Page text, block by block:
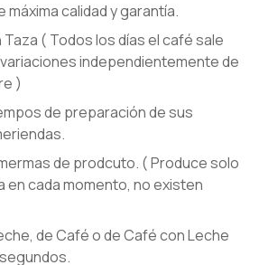
máxima calidad y garantía.
Taza ( Todos los días el café sale
independientemente de
)
de preparación de sus
de prodcuto. ( Produce solo
en cada momento, no existen
de Café o de Café con Leche